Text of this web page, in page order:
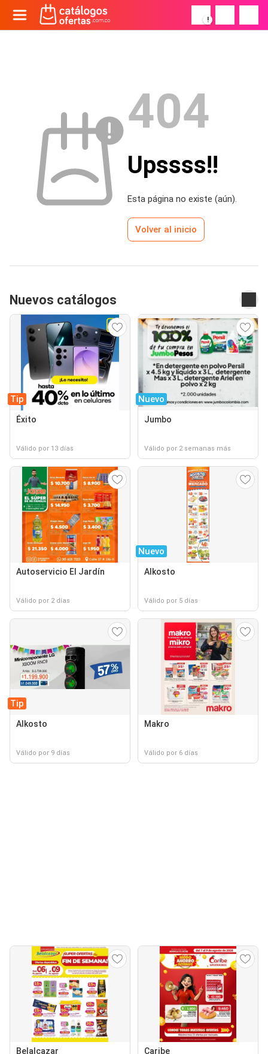
!
404
Upssss!!
Esta página no existe (aún).
Volver al inicio
Nuevos catálogos
Tip
Éxito
Válido por 13 días
Nuevo
Jumbo
Válido por 2 semanas más
Autoservicio El Jardín
Válido por 2 días
Nuevo
Alkosto
Válido por 5 días
Tip
Alkosto
Válido por 9 días
Makro
Válido por 6 días
Belalcazar Caribe